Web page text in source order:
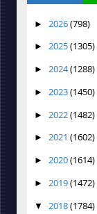
► 2026(798)
► 2025(1305)
► 2024(1288)
► 2023(1450)
► 2022(1482)
► 2021 (1602)
► 2020(1614)
► 2019(1472)
▼ 2018(1784)